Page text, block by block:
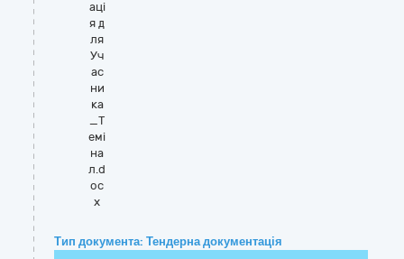
аці
я д
ля
Уч
ас
ни
ка
_Т
емі
на
л.d
oc
x
Тип документа: Тендерна документація